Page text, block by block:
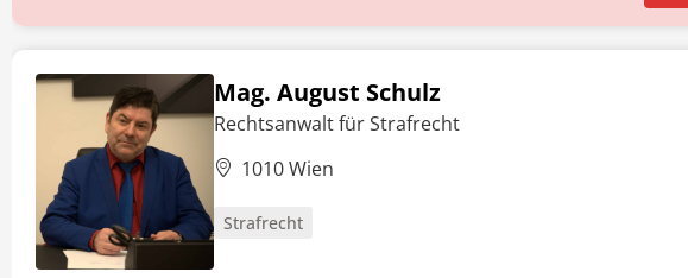
Mag. August Schulz
Rechtsanwalt für Strafrecht
1010 Wien
Strafrecht